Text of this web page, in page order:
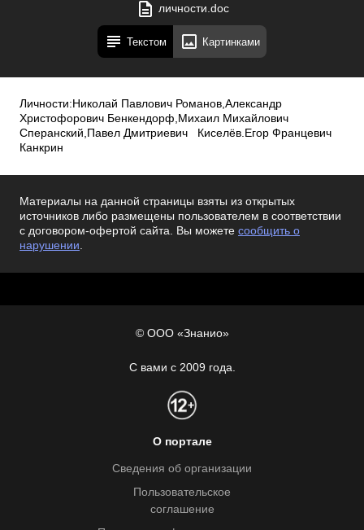
личности.doc
Текстом Картинками
Личности:Николай Павлович Романов,Александр
Христофорович Бенкендорф,Михаил Михайлович
Сперанский,Павел Дмитриевич Киселёв.Егор Францевич
Канкрин
Материалы на данной страницы взяты из открытых
источников либо размещены пользователем в соответствии
с договором-офертой сайта. Вы можете сообщить о
нарушении.
© ООО «Знанио»
С вами с 2009 года.
О портале
Сведения об организации
Пользовательское
соглашение